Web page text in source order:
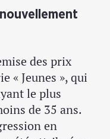
des prix
« Jeunes », qui
le plus
de 35 ans.
en